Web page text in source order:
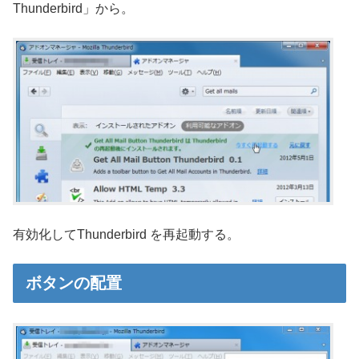
Thunderbird」から。
有効化してThunderbird を再起動する。
ボタンの配置